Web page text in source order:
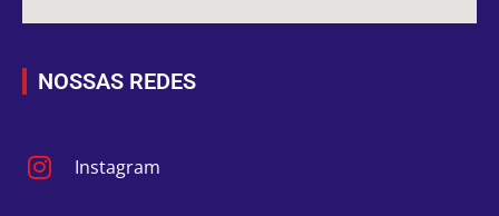
NOSSAS REDES
Instagram